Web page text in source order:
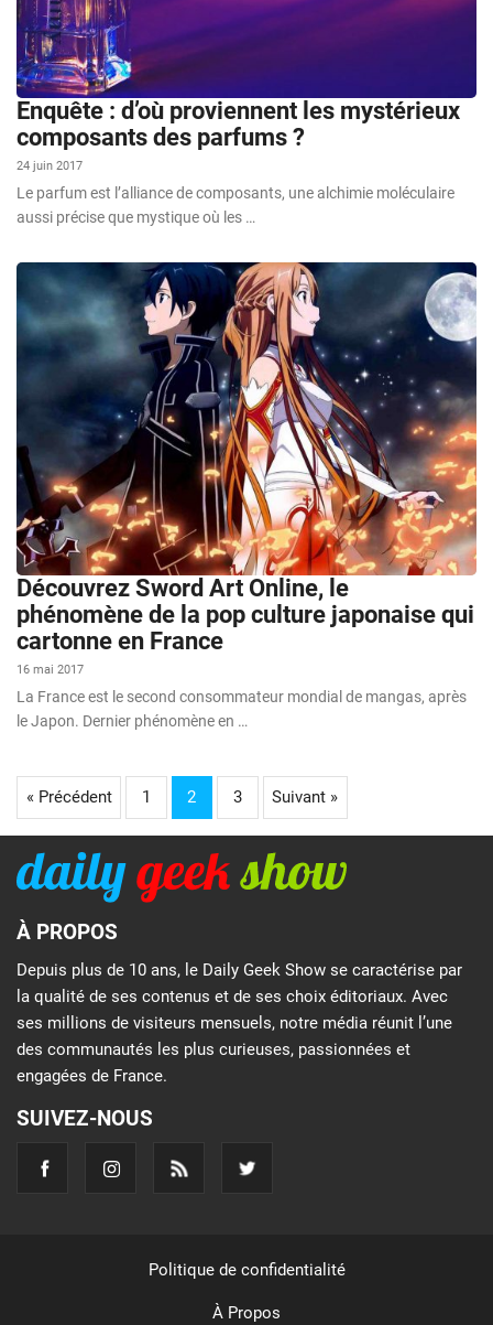
Enquête : d’où proviennent les mystérieux
composants des parfums ?
24 juin 2017
Le parfum est l’alliance de composants, une alchimie moléculaire
aussi précise que mystique où les …
Découvrez Sword Art Online, le
phénomène de la pop culture japonaise qui
cartonne en France
16 mai 2017
La France est le second consommateur mondial de mangas, après
le Japon. Dernier phénomène en …
« Précédent 1 2 3 Suivant »
À PROPOS
Depuis plus de 10 ans, le Daily Geek Show se caractérise par
la qualité de ses contenus et de ses choix éditoriaux. Avec
ses millions de visiteurs mensuels, notre média réunit l’une
des communautés les plus curieuses, passionnées et
engagées de France.
SUIVEZ-NOUS
Politique de confidentialité
À Propos